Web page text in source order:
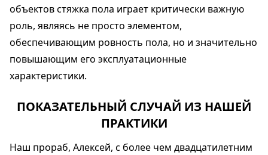
объектов стяжка пола играет критически важную
роль, являясь не просто элементом,
обеспечивающим ровность пола, но и значительно
повышающим его эксплуатационные
характеристики.
ПОКАЗАТЕЛЬНЫЙ СЛУЧАЙ ИЗ НАШЕЙ
ПРАКТИКИ
Наш прораб, Алексей, с более чем двадцатилетним